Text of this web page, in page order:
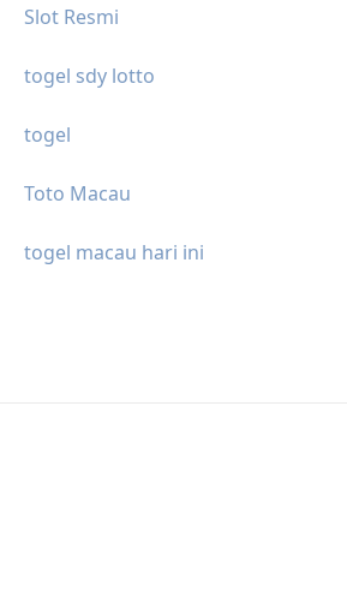
Slot Resmi
togel sdy lotto
togel
Toto Macau
togel macau hari ini